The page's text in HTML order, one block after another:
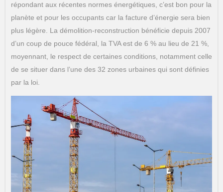
répondant aux récentes normes énergétiques, c’est bon pour la
planète et pour les occupants car la facture d’énergie sera bien
plus légère. La démolition-reconstruction bénéficie depuis 2007
d’un coup de pouce fédéral, la TVA est de 6 % au lieu de 21 %,
moyennant, le respect de certaines conditions, notamment celle
de se situer dans l’une des 32 zones urbaines qui sont définies
par la loi.